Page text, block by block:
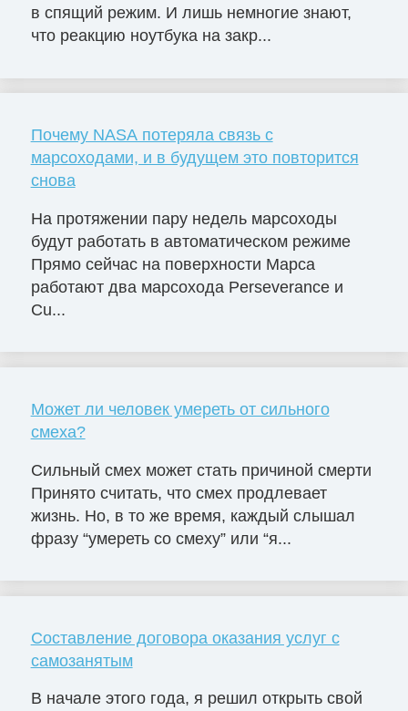
в спящий режим. И лишь немногие знают,
что реакцию ноутбука на закр...
Почему NASA потеряла связь с
марсоходами, и в будущем это повторится
снова
На протяжении пару недель марсоходы
будут работать в автоматическом режиме
Прямо сейчас на поверхности Марса
работают два марсохода Perseverance и
Cu...
Может ли человек умереть от сильного
смеха?
Сильный смех может стать причиной смерти
Принято считать, что смех продлевает
жизнь. Но, в то же время, каждый слышал
фразу “умереть со смеху” или “я...
Составление договора оказания услуг с
самозанятым
В начале этого года, я решил открыть свой